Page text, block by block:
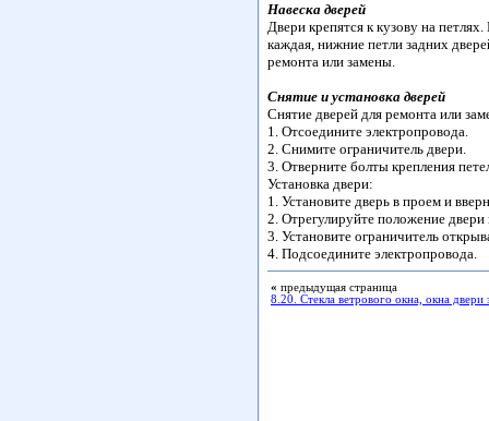
Навеска дверей
Двери крепятся к кузову на
каждая, нижние петли задних
ремонта или замены.
Снятие и установка дверей
Снятие дверей для ремонта или
1. Отсоедините электропровода.
2. Снимите ограничитель двери.
3. Отверните болты крепления
Установка двери:
1. Установите дверь в проем и
2. Отрегулируйте положение двери
3. Установите ограничитель
4. Подсоедините электропровода.
« предыдущая страница
8.20. Стекла ветрового окна, окна двери